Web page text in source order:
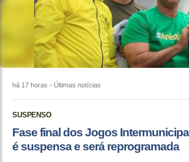
há 17 horas - Últimas notícias
SUSPENSO
Fase final dos Jogos
é suspensa e será reprogramada